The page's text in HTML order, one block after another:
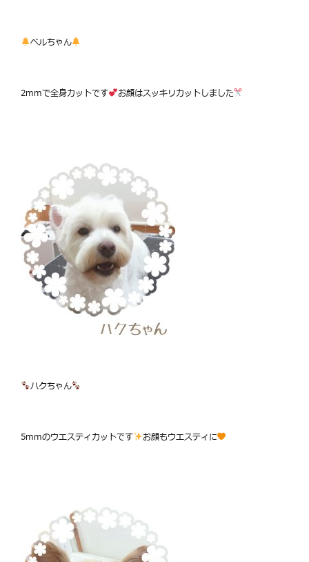
ベルちゃん
2mmで全身カットです お顔はスッキリカットしました
ハクちゃん
5mmのウエスティカットです お顔もウエスティに